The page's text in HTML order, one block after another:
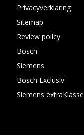
Privacyverklaring
Sitemap
Review policy
Bosch
Siemens
Bosch Exclusiv
Siemens extraKlasse